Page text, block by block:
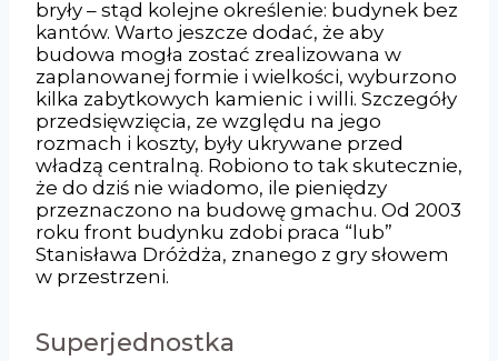
bryły – stąd kolejne określenie: budynek bez
kantów. Warto jeszcze dodać, że aby
budowa mogła zostać zrealizowana w
zaplanowanej formie i wielkości, wyburzono
kilka zabytkowych kamienic i willi. Szczegóły
przedsięwzięcia, ze względu na jego
rozmach i koszty, były ukrywane przed
władzą centralną. Robiono to tak skutecznie,
że do dziś nie wiadomo, ile pieniędzy
przeznaczono na budowę gmachu. Od 2003
roku front budynku zdobi praca “lub”
Stanisława Dróżdża, znanego z gry słowem
w przestrzeni.
Superjednostka